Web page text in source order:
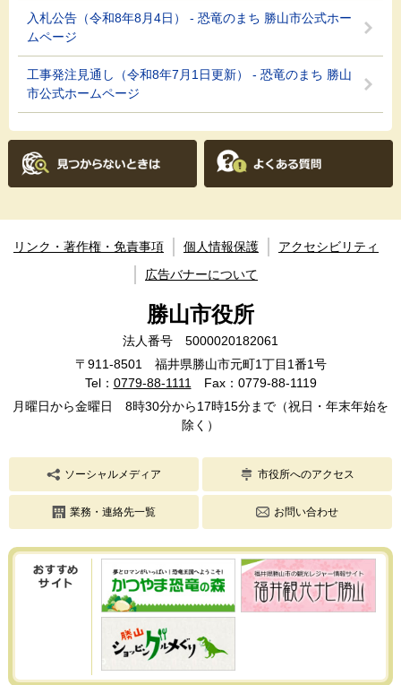
入札公告（令和8年8月4日） - 恐竜のまち 勝山市公式ホー
ムページ
工事発注見通し（令和8年7月1日更新） - 恐竜のまち 勝山
市公式ホームページ
リンク・著作権・免責事項 個人情報保護
アクセシビリティ
広告バナーについて
勝山市役所
法人番号 5000020182061
〒911-8501 福井県勝山市元町1丁目1番1号
Tel： 0779-88-1111
Fax：0779-88-1119
月曜日から金曜日 8時30分から17時15分まで（祝日・年末年始を
除く）
ソーシャルメディア 市役所へのアクセス
業務・連絡先一覧 お問い合わせ